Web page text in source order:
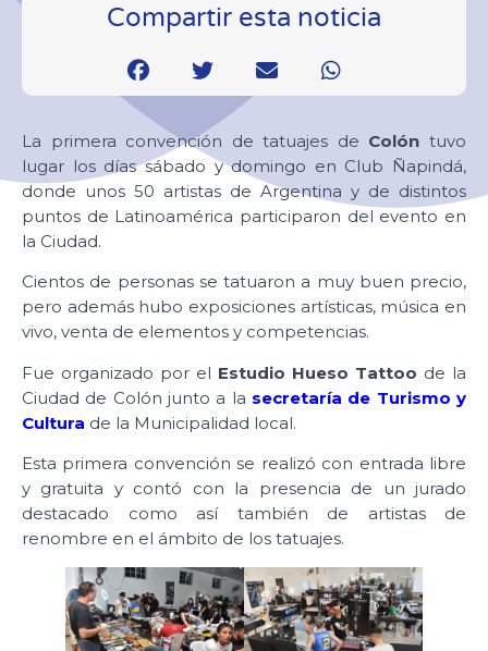
Compartir esta noticia
La primera convención de tatuajes de Colóntuvo
lugar los días sábado y domingo en Club Ñapindá,
donde unos 50 artistas de Argentina y de distintos
puntos de Latinoamérica participaron del evento en
la Ciudad.
Cientos de personas se tatuaron a muy buen precio,
pero además hubo exposiciones artísticas, música en
vivo, venta de elementos y competencias.
Fue organizado por el Estudio Hueso Tattoo de la
Ciudad de Colón junto a la secretaría de Turismo y
Cultura de la Municipalidad local.
Esta primera convención se realizó con entrada libre
y gratuita y contó con la presencia de un jurado
destacado como así también de artistas de
renombre en el ámbito de los tatuajes.